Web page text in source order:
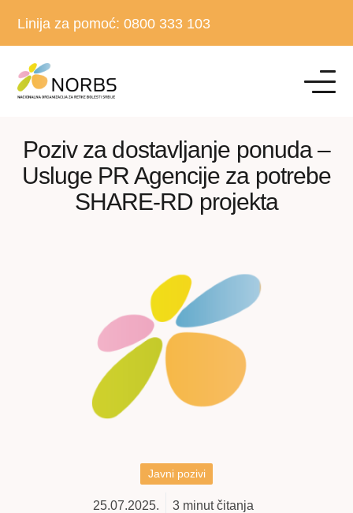
Linija za pomoć: 0800 333 103
Poziv za dostavljanje ponuda –
Usluge PR Agencije za potrebe
SHARE-RD projekta
Javni pozivi
25.07.2025. 3 minut čitanja